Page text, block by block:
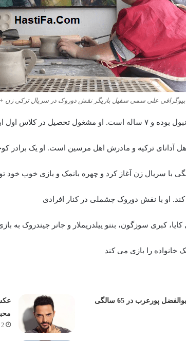
بیوگرافی علی سمی سفیل بازیگر نقش دوروک در سریال ترکی
آدانای ترکیه و مادرش اهل مرسین است. او یک برادر
او با نقش دوروک چشملی در کنار افرادی
کبری سوزگون، بننو ییلدریملار و جانر جیندروک به
خانواده را بازی می کند
پورعرب در 65 سالگی
2 تیر 1405